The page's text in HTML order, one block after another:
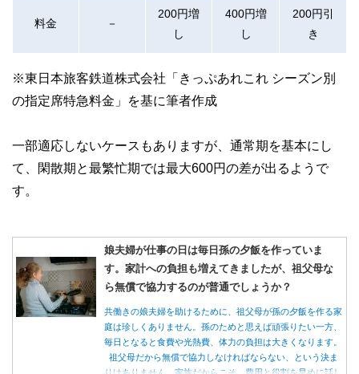
料金 －
200円増
し
400円増
し
200円引
き
※東日本旅客鉄道株式会社「きっぷあれこれ シーズン別
の指定席特急料金」を基に筆者作成
一部適応しないケースもありますが、通常期を基本にし
て、閑散期と最繁忙期では最大600円の差が出るようで
す。
娘夫婦が仕事の日は毎日孫の夕飯を作っていま
す。家計への負担も増えてきましたが、祖父母な
ら無償で協力するのが普通でしょうか？
共働きの娘夫婦を助けるために、祖父母が孫の夕飯を作る家
庭は珍しくありません。孫のためと思えば頑張りたい一方、
毎日となると食費や光熱費、体力の負担は大きくなります。
祖父母だから無償で協力しなければならない、という決ま
りはありません。家族だからこそ、費用と役割を早めに話し